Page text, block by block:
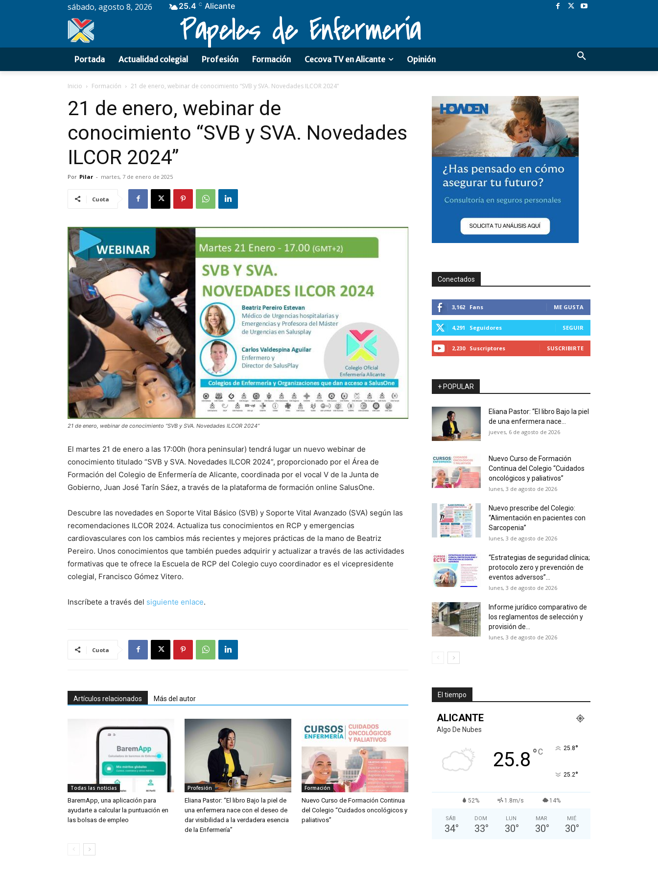
sábado, agosto 8, 2026 25.4 C Alicante
Papeles de Enfermería
Portada Actualidad colegial Profesión Formación Cecova TV en Alicante Opinión
Inicio Formación 21 de enero, webinar de conocimiento “SVB y SVA. Novedades ILCOR 2024”
21 de enero, webinar de
conocimiento “SVB y SVA. Novedades
ILCOR 2024”
Por Pilar - martes, 7 de enero de 2025
Cuota
21 de enero, webinar de conocimiento “SVB y SVA. Novedades ILCOR 2024”
El martes 21 de enero a las 17:00h (hora peninsular) tendrá lugar un nuevo webinar de
conocimiento titulado “SVB y SVA. Novedades ILCOR 2024”, proporcionado por el Área de
Formación del Colegio de Enfermería de Alicante, coordinada por el vocal V de la Junta de
Gobierno, Juan José Tarín Sáez, a través de la plataforma de formación online SalusOne.
Descubre las novedades en Soporte Vital Básico (SVB) y Soporte Vital Avanzado (SVA) según las
recomendaciones ILCOR 2024. Actualiza tus conocimientos en RCP y emergencias
cardiovasculares con los cambios más recientes y mejores prácticas de la mano de Beatriz
Pereiro. Unos conocimientos que también puedes adquirir y actualizar a través de las actividades
formativas que te ofrece la Escuela de RCP del Colegio cuyo coordinador es el vicepresidente
colegial, Francisco Gómez Vitero.
Inscríbete a través del siguiente enlace.
Cuota
Artículos relacionados Más del autor
Todas las noticias
BaremApp, una aplicación para
ayudarte a calcular la puntuación en
las bolsas de empleo
Profesión
Eliana Pastor: “El libro Bajo la piel de
una enfermera nace con el deseo de
dar visibilidad a la verdadera esencia
de la Enfermería”
Formación
Nuevo Curso de Formación Continua
del Colegio “Cuidados oncológicos y
paliativos”
Conectados
3,162 Fans ME GUSTA
4,291 Seguidores SEGUIR
2,230 Suscriptores SUSCRIBIRTE
+ POPULAR
Eliana Pastor: “El libro Bajo la piel
de una enfermera nace...
jueves, 6 de agosto de 2026
Nuevo Curso de Formación
Continua del Colegio “Cuidados
oncológicos y paliativos”
lunes, 3 de agosto de 2026
Nuevo prescribe del Colegio:
“Alimentación en pacientes con
Sarcopenia”
lunes, 3 de agosto de 2026
“Estrategias de seguridad clínica;
protocolo zero y prevención de
eventos adversos”...
lunes, 3 de agosto de 2026
Informe jurídico comparativo de
los reglamentos de selección y
provisión de...
lunes, 3 de agosto de 2026
El tiempo
ALICANTE
Algo De Nubes
25.8 °C 25.8°
25.2°
52% 1.8m/s 14%
SÁB
34°
DOM
33°
LUN
30°
MAR
30°
MIÉ
30°